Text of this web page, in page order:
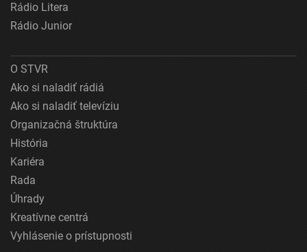
Rádio Litera
Rádio Junior
O STVR
Ako si naladiť rádiá
Ako si naladiť televíziu
Organizačná štruktúra
História
Kariéra
Rada
Úhrady
Kreatívne centrá
Vyhlásenie o prístupnosti